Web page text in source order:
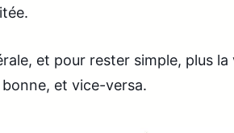
et pour rester simple, plus
et vice-versa.